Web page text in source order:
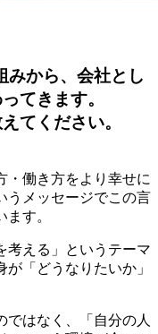
から、会社とし
てきます。
てください。
・働き方をより幸せに
うメッセージでこの言
す。
考える」というテーマ
「どうなりたいか」
ではなく、「自分の人